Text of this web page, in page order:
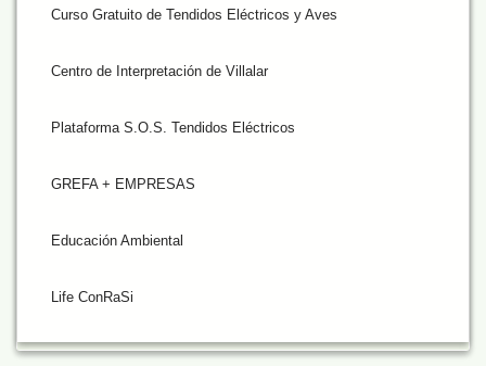
Curso Gratuito de Tendidos Eléctricos y Aves
Centro de Interpretación de Villalar
Plataforma S.O.S. Tendidos Eléctricos
GREFA + EMPRESAS
Educación Ambiental
Life ConRaSi